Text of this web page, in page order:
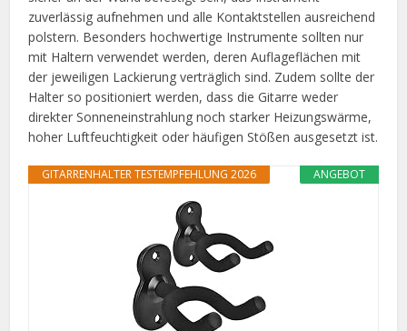
zuverlässig aufnehmen und alle Kontaktstellen ausreichend
polstern. Besonders hochwertige Instrumente sollten nur
mit Haltern verwendet werden, deren Auflageflächen mit
der jeweiligen Lackierung verträglich sind. Zudem sollte der
Halter so positioniert werden, dass die Gitarre weder
direkter Sonneneinstrahlung noch starker Heizungswärme,
hoher Luftfeuchtigkeit oder häufigen Stößen ausgesetzt ist.
ANGEBOT
GITARRENHALTER TESTEMPFEHLUNG 2026